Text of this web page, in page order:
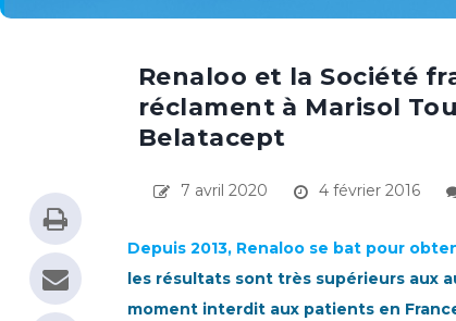
Renaloo et la Société
réclament à Marisol
Belatacept
7 avril 2020 4 février 2016
Depuis 2013, Renaloo se bat pour
les résultats sont très supérieurs aux
moment interdit aux patients en